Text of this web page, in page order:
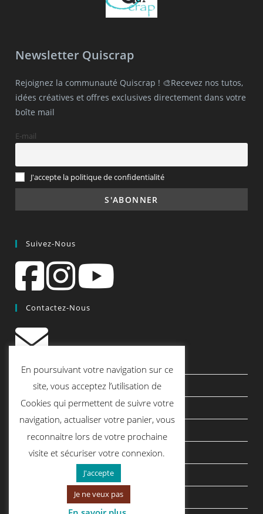
Newsletter Quiscrap
Rejoignez la communauté Quiscrap ! 🎨Recevez nos tutos,
idées créatives et offres exclusives directement dans votre
boîte mail
E-mail
J'accepte la politique de confidentialité
Suivez-Nous
Contactez-Nous
contact@quiscrap.fr
Les Fiches Techniques et les Tutos
Le Blog
Conditions générales de vente
Mentions légales
Politique de confidentialité
politique de cookies
En poursuivant votre navigation sur ce
site, vous acceptez l’utilisation de
Cookies qui permettent de suivre votre
navigation, actualiser votre panier, vous
reconnaitre lors de votre prochaine
visite et sécuriser votre connexion.
J'accepte
Je ne veux pas